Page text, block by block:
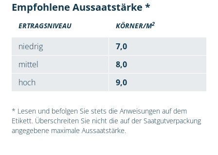
Empfohlene Aussaatstärke *
ERTRAGSNIVEAU KÖRNER/M2
niedrig
7,0
mittel
8,0
hoch
9,0
* Lesen und befolgen Sie stets die Anweisungen auf dem
Etikett. Überschreiten Sie nicht die auf der Saatgutverpackung
angegebene maximale Aussaatstärke.